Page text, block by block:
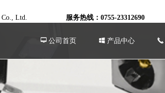
Co., Ltd.
服务热线：0755-23312690
넡 公司首页 낖 产品中心 끅